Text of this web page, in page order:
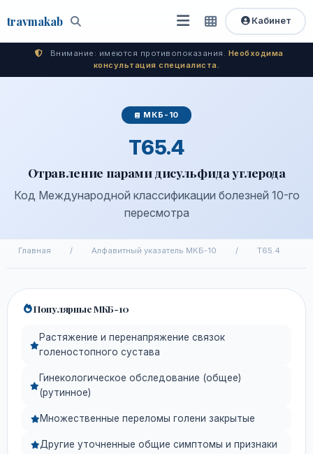
travmakab Поиск
Открыть
меню
Быстрый
доступ
Кабинет
Внимание: имеются противопоказания. Необходима
консультация специалиста.
МКБ-10
T65.4
Отравление парами дисульфида углерода
Код Международной классификации болезней 10-го
пересмотра
Главная / Алфавитный указатель МКБ-10 / T65.4
Популярные МКБ-10
Растяжение и перенапряжение связок
голеностопного сустава
Гинекологическое обследование (общее)
(рутинное)
Множественные переломы голени закрытые
Другие уточненные общие симптомы и признаки